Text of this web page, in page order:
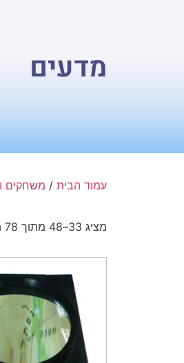
מדעים
עמוד הבית / משחקים
מציג 33–48 מתוך 78 תוצאות